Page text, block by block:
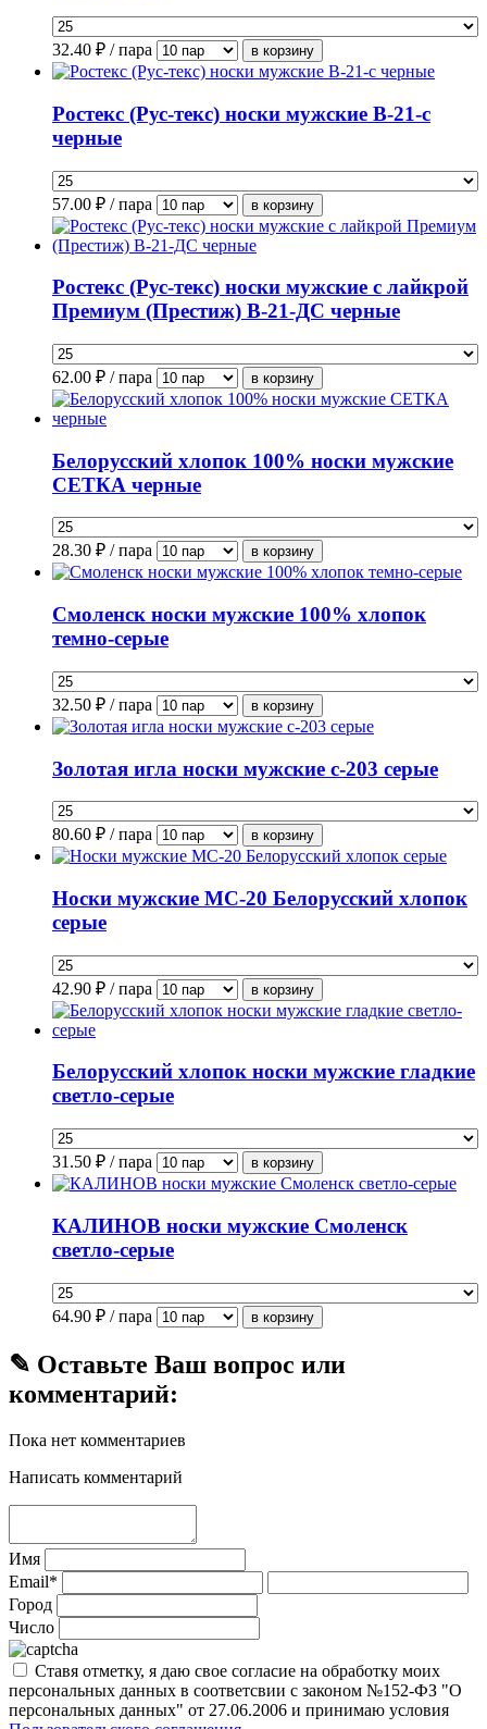
32.40 ₽ / пара
Ростекс (Рус-текс) носки мужские В-21-с
черные
57.00 ₽ / пара
Ростекс (Рус-текс) носки мужские с лайкрой
Премиум (Престиж) В-21-ДС черные
62.00 ₽ / пара
Белорусский хлопок 100% носки мужские
СЕТКА черные
28.30 ₽ / пара
Смоленск носки мужские 100% хлопок
темно-серые
32.50 ₽ / пара
Золотая игла носки мужские с-203 серые
80.60 ₽ / пара
Носки мужские МС-20 Белорусский хлопок
серые
42.90 ₽ / пара
Белорусский хлопок носки мужские гладкие
светло-серые
31.50 ₽ / пара
КАЛИНОВ носки мужские Смоленск
светло-серые
64.90 ₽ / пара
✎ Оставьте Ваш вопрос или
комментарий:
Пока нет комментариев
Написать комментарий
Имя
Email*
Город
Число
Ставя отметку, я даю свое согласие на обработку моих
персональных данных в соответсвии с законом №152-ФЗ "О
персональных данных" от 27.06.2006 и принимаю условия